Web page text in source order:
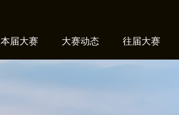
本届大赛 大赛动态 往届大赛